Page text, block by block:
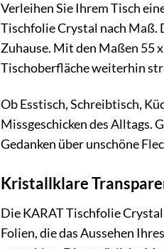
Verleihen Sie Ihrem Tisch
Tischfolie Crystal nach Maß.
Zuhause. Mit den Maßen 55
Tischoberfläche weiterhin
Ob Esstisch, Schreibtisch,
Missgeschicken des Alltags.
Gedanken über unschöne
Kristallklare
Die KARAT Tischfolie
Folien, die das Aussehen